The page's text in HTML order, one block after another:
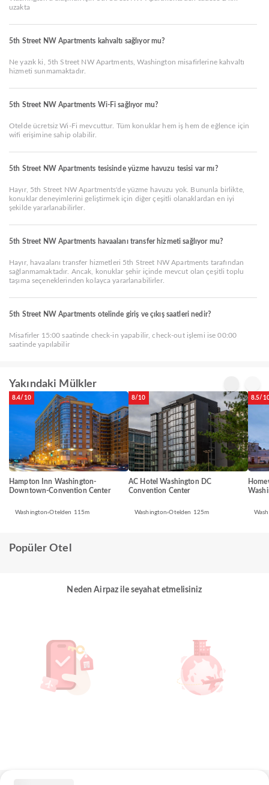
uzakta
5th Street NW Apartments kahvaltı sağlıyor mu?
Ne yazık ki, 5th Street NW Apartments, Washington misafirlerine kahvaltı
hizmeti sunmamaktadır.
5th Street NW Apartments Wi-Fi sağlıyor mu?
Otelde ücretsiz Wi-Fi mevcuttur. Tüm konuklar hem iş hem de eğlence için
wifi erişimine sahip olabilir.
5th Street NW Apartments tesisinde yüzme havuzu tesisi var mı?
Hayır, 5th Street NW Apartments'de yüzme havuzu yok. Bununla birlikte,
konuklar deneyimlerini geliştirmek için diğer çeşitli olanaklardan en iyi
şekilde yararlanabilirler.
5th Street NW Apartments havaalanı transfer hizmeti sağlıyor mu?
Hayır, havaalanı transfer hizmetleri 5th Street NW Apartments tarafından
sağlanmamaktadır. Ancak, konuklar şehir içinde mevcut olan çeşitli toplu
taşıma seçeneklerinden kolayca yararlanabilirler.
5th Street NW Apartments otelinde giriş ve çıkış saatleri nedir?
Misafirler 15:00 saatinde check-in yapabilir, check-out işlemi ise 00:00
saatinde yapılabilir
Yakındaki Mülkler
8.4/10
Hampton Inn Washington-
Downtown-Convention Center
Washington Otelden 115m
8/10
AC Hotel Washington DC
Convention Center
Washington Otelden 125m
8.5/
Popüler Otel
Neden Airpaz ile seyahat etmelisiniz